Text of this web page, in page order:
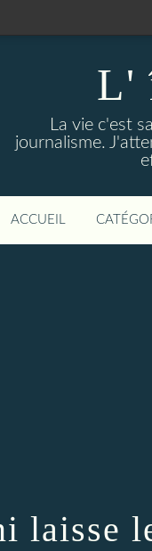
L'
La vie c'est
journalisme.
ACCUEIL
laisse